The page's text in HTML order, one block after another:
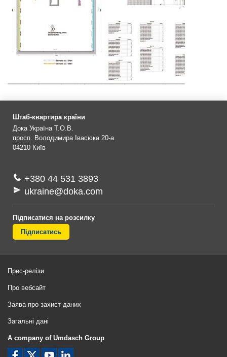
Штаб-квартира країни
Дока Україна Т.О.В.
просп. Володимира Івасюка 20-а
04210 Київ
+380 44 531 3893
ukraine@doka.com
Підписатися на розсилку
Підписатись
Прес-релізи
Про вебсайт
Заява про захист даних
Загальні дані
A company of Umdasch Group